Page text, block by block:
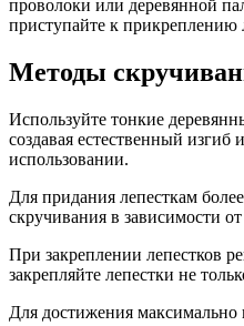
проволоки или деревянной
приступайте к прикреплению
Методы
Используйте тонкие
создавая естественный
использовании.
Для придания лепесткам
скручивания в зависимости
При закреплении лепестков
закрепляйте лепестки не
Для достижения максимально